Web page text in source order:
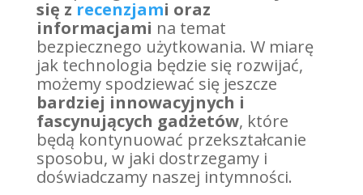
się z recenzjami oraz
informacjami na temat
bezpiecznego użytkowania. W miarę
jak technologia będzie się rozwijać,
możemy spodziewać się jeszcze
bardziej innowacyjnych i
fascynujących gadżetów, które
będą kontynuować przekształcanie
sposobu, w jaki dostrzegamy i
doświadczamy naszej intymności.